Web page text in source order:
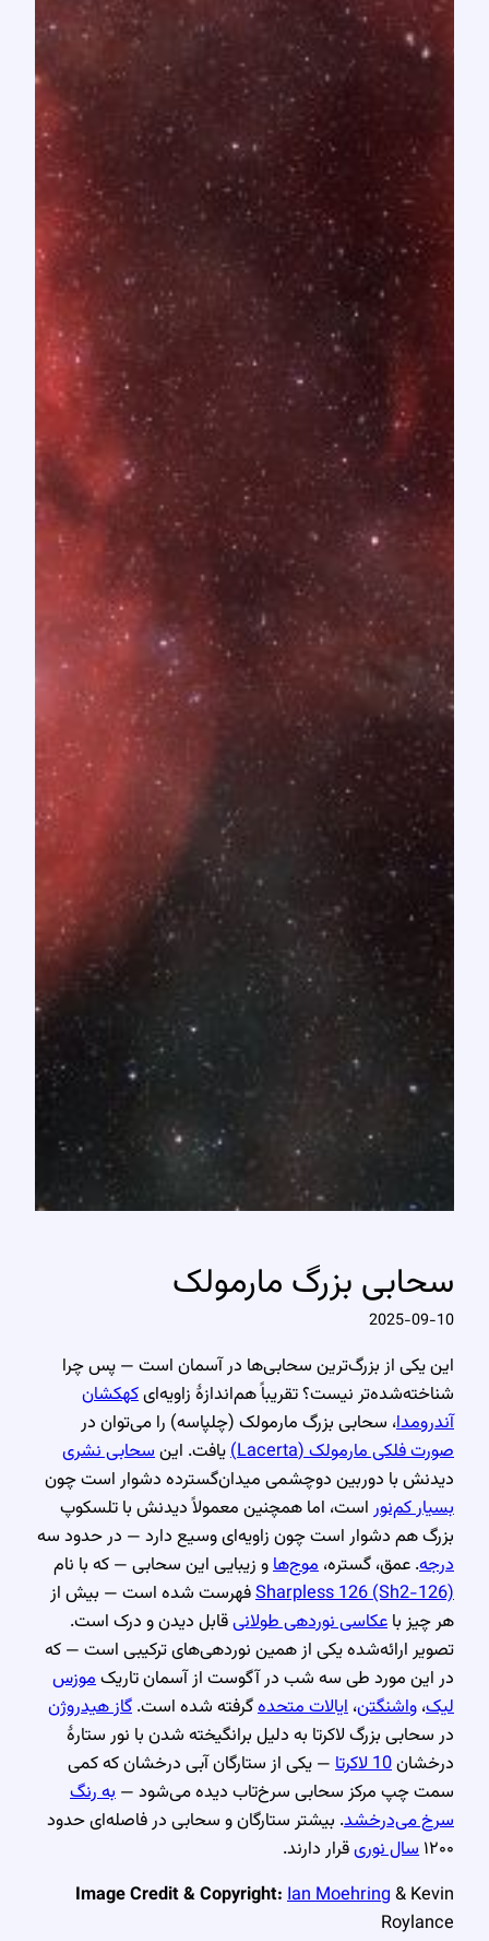
سحابی بزرگ مارمولک
2025-09-10
این یکی از بزرگ‌ترین سحابی‌ها در آسمان است — پس چرا
شناخته‌شده‌تر نیست؟ تقریباً هم‌اندازهٔ زاویه‌ایکهکشان
آندرومدا‌، سحابی بزرگ مارمولک (چلپاسه) را می‌توان در
صورت فلکی مارمولک (Lacerta)
یافت. اینسحابی نشری
دیدنش با دوربین دوچشمی میدان‌گسترده دشوار است چون
بسیار کم‌نوراست، اما همچنین معمولاً دیدنش با تلسکوپ
بزرگ هم دشوار است چون زاویه‌ای وسیع دارد — در حدود سه
درجه. عمق، گستره،موج‌هاو زیبایی این سحابی — که با نام
Sharpless 126 (Sh2-126)فهرست شده است — بیش از
هر چیز باعکاسی نوردهی طولانیقابل دیدن و درک است.
تصویر ارائه‌شده یکی از همین نوردهی‌های ترکیبی است — که
در این مورد طی سه شب در آگوست از آسمان تاریکموزس
لیک،واشنگتن،ایالات متحدهگرفته شده است.گاز هیدروژن
در سحابی بزرگ لاکرتا به دلیل برانگیخته شدن با نور ستارهٔ
درخشان10 لاکرتا
— یکی از ستارگان آبی درخشان که کمی
سمت چپ مرکز سحابی سرخ‌تاب دیده می‌شود —به رنگ
سرخ می‌درخشد. بیشتر ستارگان و سحابی در فاصله‌ای حدود
۱۲۰۰سال نوریقرار دارند.
Image Credit & Copyright:Ian Moehring& Kevin
Roylance